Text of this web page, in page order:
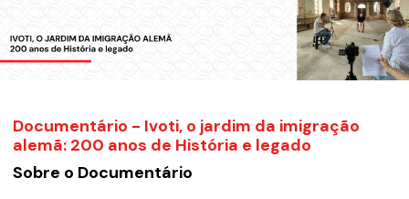
Documentário - Ivoti, o jardim da imigração
alemã: 200 anos de História e legado
Sobre o Documentário